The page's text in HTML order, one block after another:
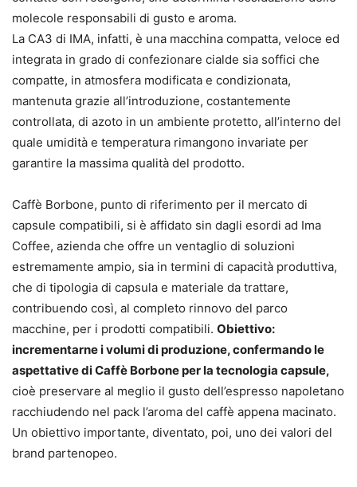
molecole responsabili di gusto e aroma.
La CA3 di IMA, infatti, è una macchina compatta, veloce ed
integrata in grado di confezionare cialde sia soffici che
compatte, in atmosfera modificata e condizionata,
mantenuta grazie all’introduzione, costantemente
controllata, di azoto in un ambiente protetto, all’interno del
quale umidità e temperatura rimangono invariate per
garantire la massima qualità del prodotto.
Caffè Borbone, punto di riferimento per il mercato di
capsule compatibili, si è affidato sin dagli esordi ad Ima
Coffee, azienda che offre un ventaglio di soluzioni
estremamente ampio, sia in termini di capacità produttiva,
che di tipologia di capsula e materiale da trattare,
contribuendo così, al completo rinnovo del parco
macchine, per i prodotti compatibili. Obiettivo:
incrementarne i volumi di produzione, confermando le
aspettative di Caffè Borbone per la tecnologia capsule,
cioè preservare al meglio il gusto dell’espresso napoletano
racchiudendo nel pack l’aroma del caffè appena macinato.
Un obiettivo importante, diventato, poi, uno dei valori del
brand partenopeo.